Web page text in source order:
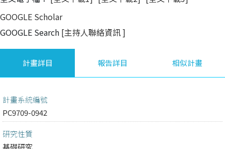
GOOGLE Scholar
GOOGLE Search [主持人聯絡資訊]
計畫詳目 報告詳目 相似計畫
計畫系統編號
PC9709-0942
研究性質
基礎研究